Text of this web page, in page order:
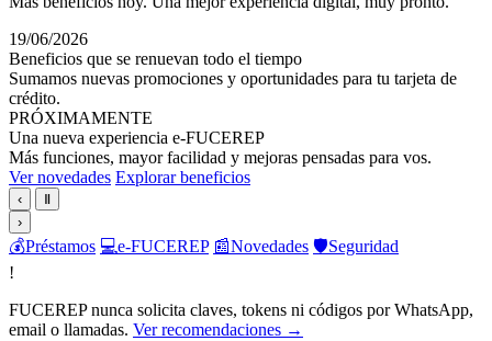
19/06/2026
Beneficios que se renuevan todo el tiempo
Sumamos nuevas promociones y oportunidades para tu tarjeta de
crédito.
PRÓXIMAMENTE
Una nueva experiencia e-FUCEREP
Más funciones, mayor facilidad y mejoras pensadas para vos.
Ver novedades Explorar beneficios
‹
Ⅱ
›
💰Préstamos 💻e-FUCEREP 📰Novedades 🛡️Seguridad
!
FUCEREP nunca solicita claves, tokens ni códigos por WhatsApp,
email o llamadas. Ver recomendaciones →